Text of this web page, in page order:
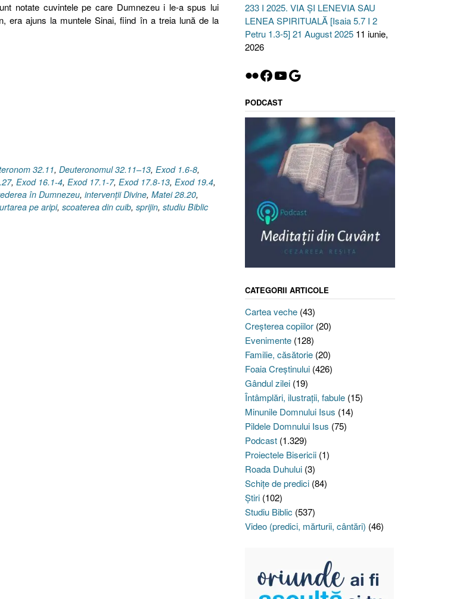
notate cuvintele pe care Dumnezeu i le-a spus lui
era ajuns la muntele Sinai, fiind în a treia lună de la
32.11, Deuteronomul 32.11–13, Exod 1.6-8,
, Exod 16.1-4, Exod 17.1-7, Exod 17.8-13, Exod 19.4,
în Dumnezeu, intervenţii Divine, Matei 28.20,
pe aripi, scoaterea din cuib, sprijin, studiu Biblic
233 I 2025. VIA ȘI LENEVIA SAU
LENEA SPIRITUALĂ [Isaia 5.7 I 2
Petru 1.3-5] 21 August 2025 11 iunie,
2026
Flickr
Facebook
YouTube
Google
PODCAST
CATEGORII ARTICOLE
Cartea veche(43)
Creşterea copiilor(20)
Evenimente(128)
Familie, căsătorie(20)
Foaia Creştinului(426)
Gândul zilei(19)
Întâmplări, ilustraţii, fabule(15)
Minunile Domnului Isus (14)
Pildele Domnului Isus (75)
Podcast(1.329)
Proiectele Bisericii(1)
Roada Duhului(3)
Schiţe de predici(84)
Ştiri(102)
Studiu Biblic (537)
Video (predici, mărturii, cântări) (46)